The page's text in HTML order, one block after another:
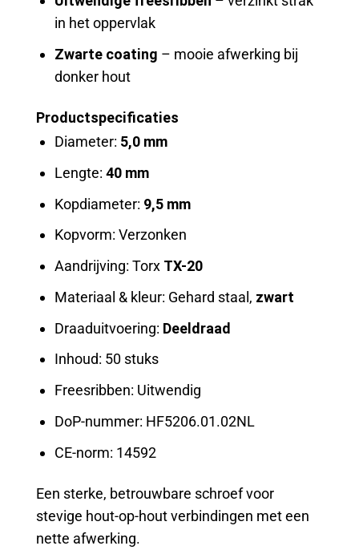
in het oppervlak
Zwarte coating – mooie afwerking bij
donker hout
Productspecificaties
Diameter: 5,0 mm
Lengte:40 mm
Kopdiameter: 9,5 mm
Kopvorm: Verzonken
Aandrijving: Torx TX-20
Materiaal & kleur: Gehard staal, zwart
Draaduitvoering: Deeldraad
Inhoud: 50 stuks
Freesribben: Uitwendig
DoP-nummer: HF5206.01.02NL
CE-norm: 14592
Een sterke, betrouwbare schroef voor
stevige hout-op-hout verbindingen met een
nette afwerking.